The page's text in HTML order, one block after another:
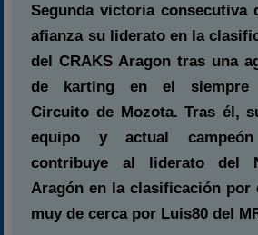
Segunda victoria consecutiva
afianza su liderato en la
del CRAKS Aragon tras una
de karting en el siempre
Circuito de Mozota. Tras él,
equipo y actual
contribuye al liderato del
Aragón en la clasificación por
muy de cerca por Luis80 del